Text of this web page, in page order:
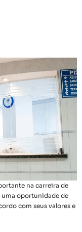
na carreira de
uma oportunidade de
com seus valores e